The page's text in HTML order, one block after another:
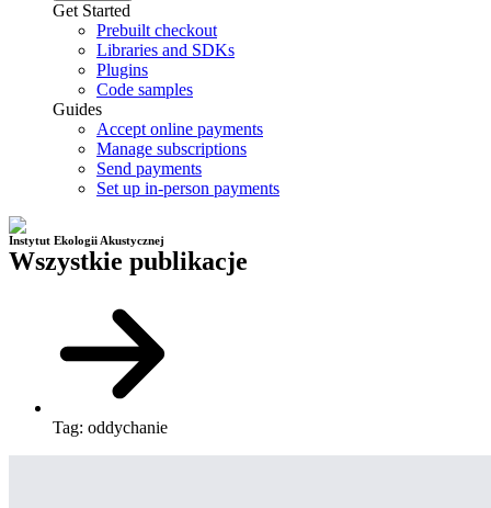
Get Started
Prebuilt checkout
Libraries and SDKs
Plugins
Code samples
Guides
Accept online payments
Manage subscriptions
Send payments
Set up in-person payments
Instytut Ekologii Akustycznej
Wszystkie publikacje
Tag: oddychanie